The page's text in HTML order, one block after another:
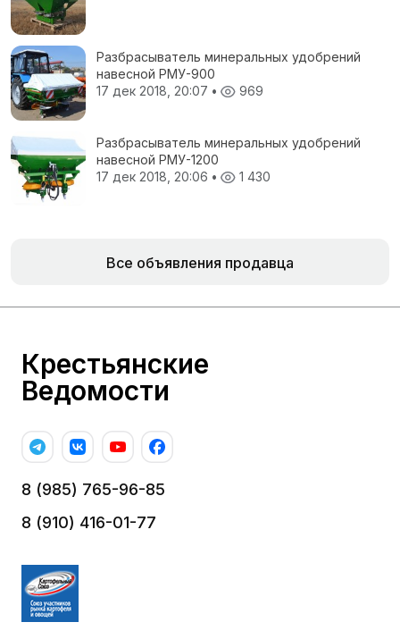
Разбрасыватель минеральных удобрений
навесной РМУ-900
17 дек 2018, 20:07 • 969
Разбрасыватель минеральных удобрений
навесной РМУ-1200
17 дек 2018, 20:06 • 1 430
Все объявления продавца
Крестьянские
Ведомости
8 (985) 765-96-85
8 (910) 416-01-77